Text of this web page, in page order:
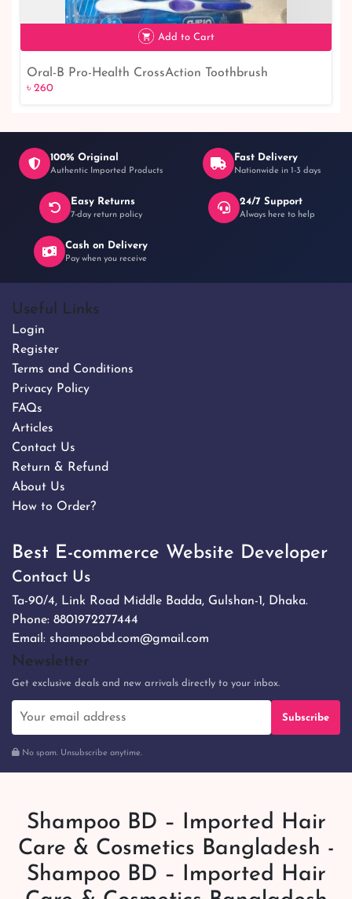
৳ 260
Add to Cart
Oral-B Pro-Health CrossAction Toothbrush
৳ 260
100% Original
Authentic Imported Products
Fast Delivery
Nationwide in 1-3 days
Easy Returns
7-day return policy
24/7 Support
Always here to help
Cash on Delivery
Pay when you receive
Useful Links
Login
Register
Terms and Conditions
Privacy Policy
FAQs
Articles
Contact Us
Return & Refund
About Us
How to Order?
Best E-commerce Website Developer
Contact Us
Ta-90/4, Link Road Middle Badda, Gulshan-1, Dhaka.
Phone: 8801972277444
Email: shampoobd.com@gmail.com
Newsletter
Get exclusive deals and new arrivals directly to your inbox.
Subscribe
No spam. Unsubscribe anytime.
Shampoo BD – Imported Hair
Care & Cosmetics Bangladesh -
Shampoo BD – Imported Hair